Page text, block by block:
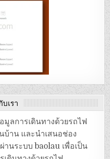
บเรา
มูลการเดินทางด้วยรถไฟ
บ้าน และนำเสนอช่อง
นระบบ baolau เพื่อเป็น